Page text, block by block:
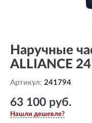
Наручные
ALLIANCE
Артикул: 241794
63 100 руб.
Нашли дешевле?